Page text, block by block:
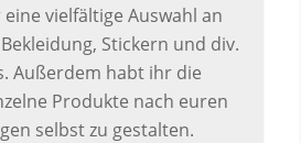
vielfältige Auswahl an
Stickern und div.
Außerdem habt ihr die
Produkte nach euren
selbst zu gestalten.